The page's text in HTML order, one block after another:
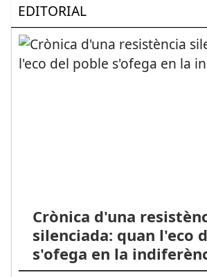
EDITORIAL
Crònica d'una
silenciada: quan l'eco
s'ofega en la